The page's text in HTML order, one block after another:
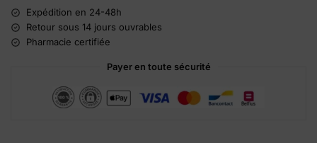
Expédition en 24-48h
Retour sous 14 jours ouvrables
Pharmacie certifiée
Payer en toute sécurité